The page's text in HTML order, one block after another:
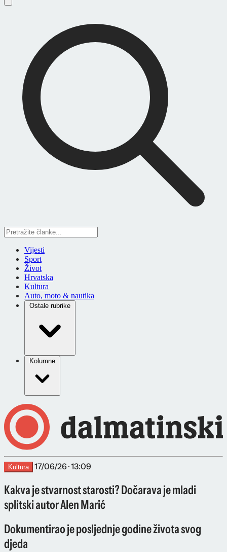
Vijesti
Sport
Život
Hrvatska
Kultura
Auto, moto & nautika
Ostale rubrike
Kolumne
Kultura 17/06/26 · 13:09
Kakva je stvarnost starosti? Dočarava je mladi
splitski autor Alen Marić
Dokumentirao je posljednje godine života svog
djeda